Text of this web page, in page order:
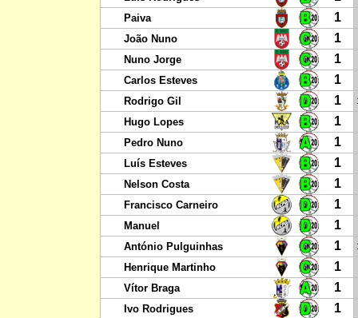
Paiva 1
João Nuno 1
Nuno Jorge 1
Carlos Esteves 1
Rodrigo Gil 1
Hugo Lopes 1
Pedro Nuno 1
Luís Esteves 1
Nelson Costa 1
Francisco Carneiro 1
Manuel 1
António Pulguinhas 1
Henrique Martinho 1
Vítor Braga 1
Ivo Rodrigues 1